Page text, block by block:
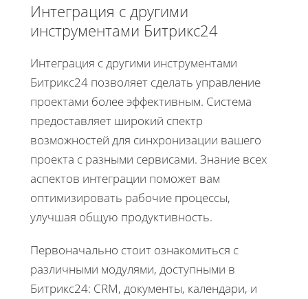
Интеграция с другими
инструментами Битрикс24
Интеграция с другими инструментами
Битрикс24 позволяет сделать управление
проектами более эффективным. Система
предоставляет широкий спектр
возможностей для синхронизации вашего
проекта с разными сервисами. Знание всех
аспектов интеграции поможет вам
оптимизировать рабочие процессы,
улучшая общую продуктивность.
Первоначально стоит ознакомиться с
различными модулями, доступными в
Битрикс24: CRM, документы, календари, и